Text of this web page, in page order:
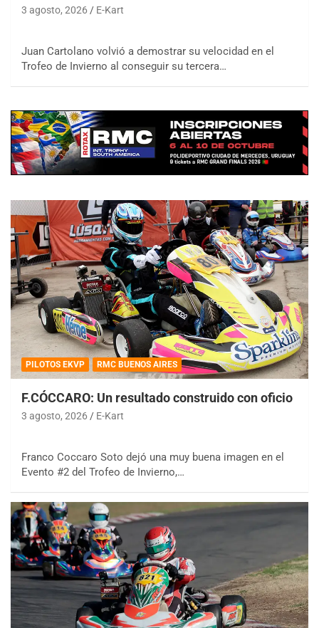
3 agosto, 2026 E-Kart
Juan Cartolano volvió a demostrar su velocidad en el
Trofeo de Invierno al conseguir su tercera…
PILOTOS EKVP RMC BUENOS AIRES
F.CÓCCARO: Un resultado construido con oficio
3 agosto, 2026 E-Kart
Franco Coccaro Soto dejó una muy buena imagen en el
Evento #2 del Trofeo de Invierno,…